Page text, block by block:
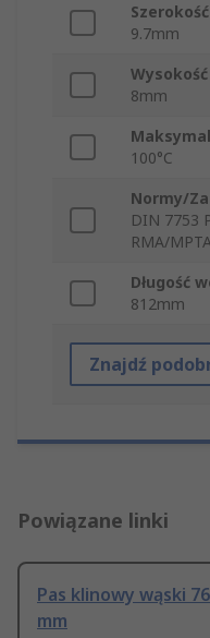
9.7mm
8mm
100°C
Normy/
DIN 7753
RMA/
Długość
812mm
Znajdź
Powiązane linki
Pas klinowy wąski
mm